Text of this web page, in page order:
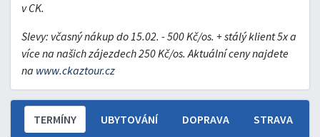
v CK.
Slevy: včasný nákup do 15.02. - 500 Kč/os. + stálý klient 5x a
více na našich zájezdech 250 Kč/os. Aktuální ceny najdete
na www.ckaztour.cz
TERMÍNY UBYTOVÁNÍ DOPRAVA STRAVA